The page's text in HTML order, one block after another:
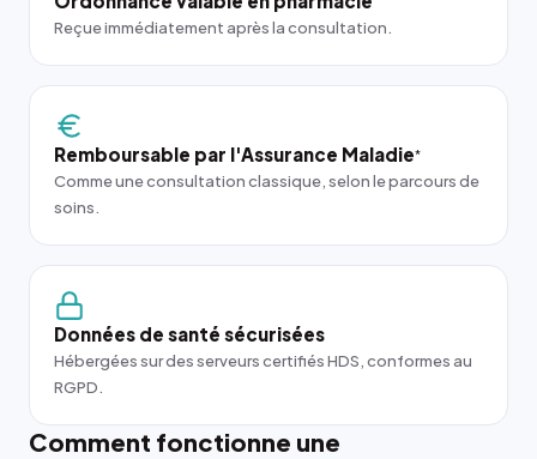
Reçue immédiatement après la consultation.
Remboursable par l'Assurance Maladie*
Comme une consultation classique, selon le parcours de
soins.
Données de santé sécurisées
Hébergées sur des serveurs certifiés HDS, conformes au
RGPD.
Comment fonctionne une